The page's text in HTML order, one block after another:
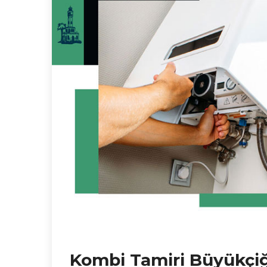
Kombi Tamiri